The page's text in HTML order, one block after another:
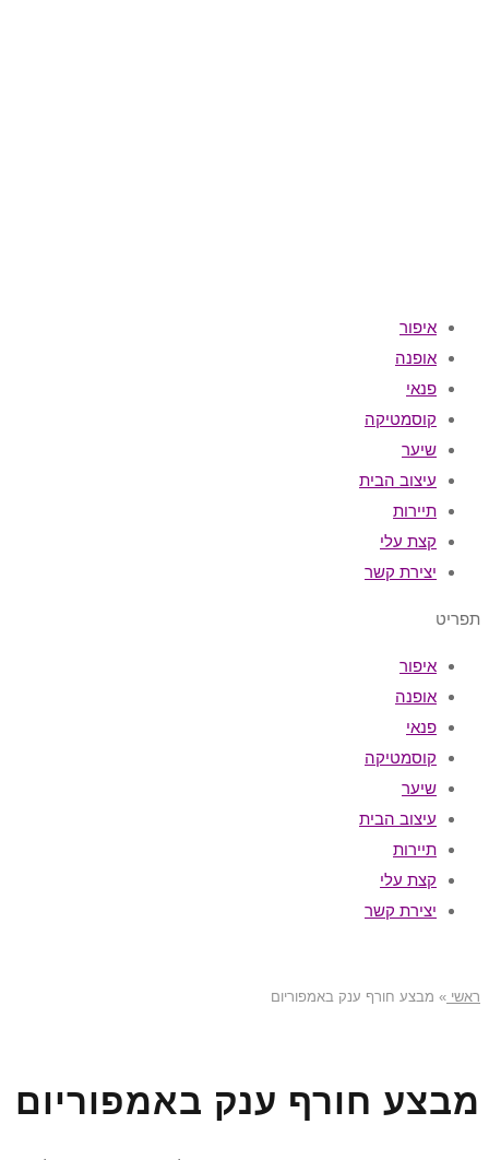
איפור
אופנה
פנאי
קוסמטיקה
שיער
עיצוב הבית
תיירות
קצת עלי
יצירת קשר
תפריט
איפור
אופנה
פנאי
קוסמטיקה
שיער
עיצוב הבית
תיירות
קצת עלי
יצירת קשר
ראשי » מבצע חורף ענק באמפוריום
מבצע חורף ענק באמפוריום